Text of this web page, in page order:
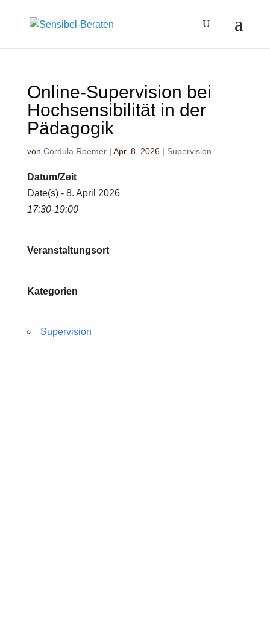
Online-Supervision bei
Hochsensibilität in der
Pädagogik
von Cordula Roemer| Apr. 8, 2026| Supervision
Datum/Zeit
Date(s) - 8. April 2026
17:30-19:00
Veranstaltungsort
Kategorien
Supervision